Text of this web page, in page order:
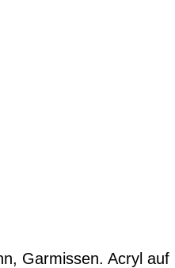
Garmissen. Acryl auf